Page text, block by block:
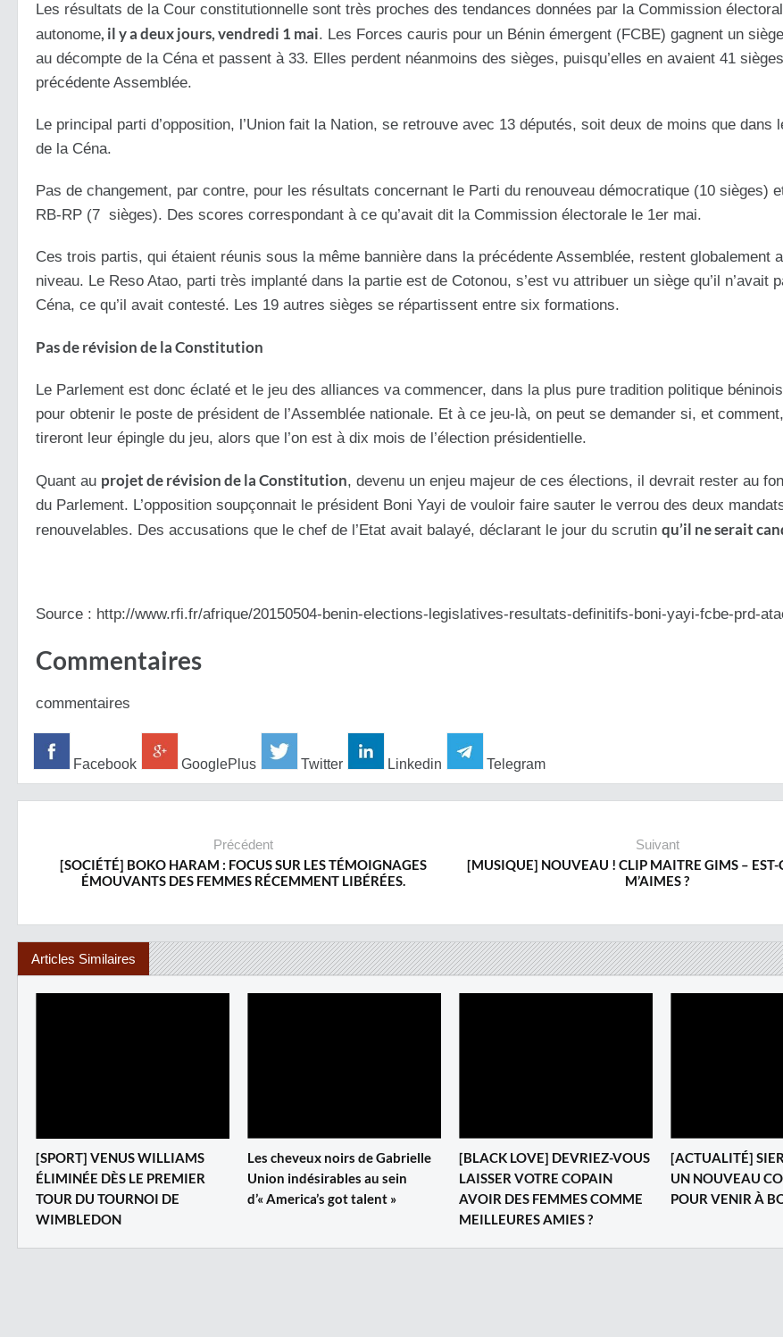
Les résultats de la Cour constitutionnelle sont très proches des tendances données par la Commission
autonome, il y a deux jours, vendredi 1 mai. Les Forces cauris pour un Bénin émergent (FCBE) gagnent un
au décompte de la Céna et passent à 33. Elles perdent néanmoins des sièges, puisqu’elles en avaient 41
précédente Assemblée.
Le principal parti d’opposition, l’Union fait la Nation, se retrouve avec 13 députés, soit deux de moins que dans
de la Céna.
Pas de changement, par contre, pour les résultats concernant le Parti du renouveau démocratique (10 sièges)
RB-RP (7 sièges). Des scores correspondant à ce qu’avait dit la Commission électorale le 1er mai.
Ces trois partis, qui étaient réunis sous la même bannière dans la précédente Assemblée, restent globalement
niveau. Le Reso Atao, parti très implanté dans la partie est de Cotonou, s’est vu attribuer un siège qu’il n’avait
Céna, ce qu’il avait contesté. Les 19 autres sièges se répartissent entre six formations.
Pas de révision de la Constitution
Le Parlement est donc éclaté et le jeu des alliances va commencer, dans la plus pure tradition politique
pour obtenir le poste de président de l’Assemblée nationale. Et à ce jeu-là, on peut se demander si, et
tireront leur épingle du jeu, alors que l’on est à dix mois de l’élection présidentielle.
Quant au projet de révision de la Constitution, devenu un enjeu majeur de ces élections, il devrait rester au
du Parlement. L’opposition soupçonnait le président Boni Yayi de vouloir faire sauter le verrou des deux
renouvelables. Des accusations que le chef de l’Etat avait balayé, déclarant le jour du scrutin qu’il ne serait
Source : http://www.rfi.fr/afrique/20150504-benin-elections-legislatives-resultats-definitifs-boni-yayi-fcbe-prd-
Commentaires
commentaires
Facebook GooglePlus Twitter Linkedin Telegram
Précédent
[SOCIÉTÉ] BOKO HARAM : FOCUS SUR LES TÉMOIGNAGES
ÉMOUVANTS DES FEMMES RÉCEMMENT LIBÉRÉES.
Suivant
[MUSIQUE] NOUVEAU ! CLIP MAITRE GIMS – EST-
M’AIMES ?
Articles Similaires
[SPORT] VENUS WILLIAMS
ÉLIMINÉE DÈS LE PREMIER
TOUR DU TOURNOI DE
WIMBLEDON
Les cheveux noirs de Gabrielle
Union indésirables au sein
d’« America’s got talent »
[BLACK LOVE] DEVRIEZ-VOUS
LAISSER VOTRE COPAIN
AVOIR DES FEMMES COMME
MEILLEURES AMIES ?
[ACTUALITÉ]
UN NOUVEAU
POUR VENIR À